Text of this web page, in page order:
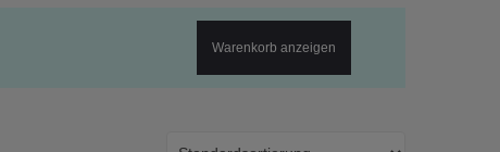
Warenkorb anzeigen